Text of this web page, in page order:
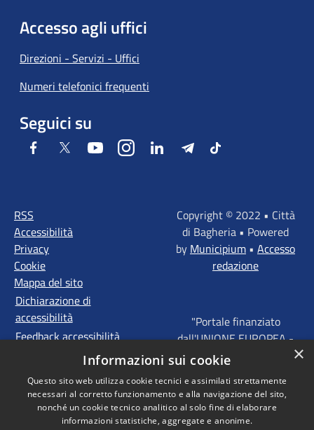
Accesso agli uffici
Direzioni - Servizi - Uffici
Numeri telefonici frequenti
Seguici su
Facebook Twitter YoutubeInstagramLinkedIn TelegramTiktok
RSS
Accessibilità
Privacy
Cookie
Mappa del sito
Dichiarazione di
accessibilità
Feedback accessibilità
Copyright © 2022 • Città
di Bagheria • Powered
by Municipium • Accesso
redazione
"Portale finanziato
dall'UNIONE EUROPEA -
FONDI STRUTTURALI
EUROPEI - Programma
Operativo FESR Sicilia
2014 - 2020 Agenda
×
Informazioni sui cookie
Questo sito web utilizza cookie tecnici e assimilati strettamente
necessari al corretto funzionamento e alla navigazione del sito,
nonché un cookie tecnico analitico al solo fine di elaborare
informazioni statistiche, aggregate e anonime.